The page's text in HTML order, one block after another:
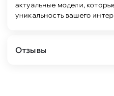
актуальные модели,
уникальность вашего
Отзывы